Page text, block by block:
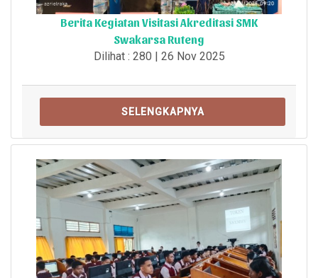
Berita Kegiatan Visitasi Akreditasi SMK
Swakarsa Ruteng
Dilihat : 280 | 26 Nov 2025
SELENGKAPNYA